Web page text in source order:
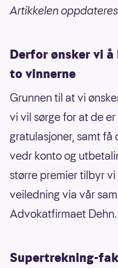
Artikkelen
Derfor ønsker vi
to vinnerne
Grunnen til at vi
vi vil sørge for at de
gratulasjoner, samt
vedr konto og
større premier tilbyr
veiledning via vår
Advokatfirmaet Dehn.
Supertrekning-